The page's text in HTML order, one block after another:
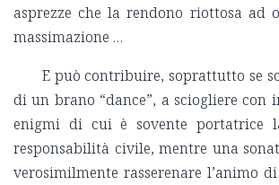
asprezze che la rendono riottosa ad
massimazione …
E può contribuire, soprattutto se
di un brano “dance”, a sciogliere con
enigmi di cui è sovente portatrice
responsabilità civile, mentre una
verosimilmente rasserenare l’animo